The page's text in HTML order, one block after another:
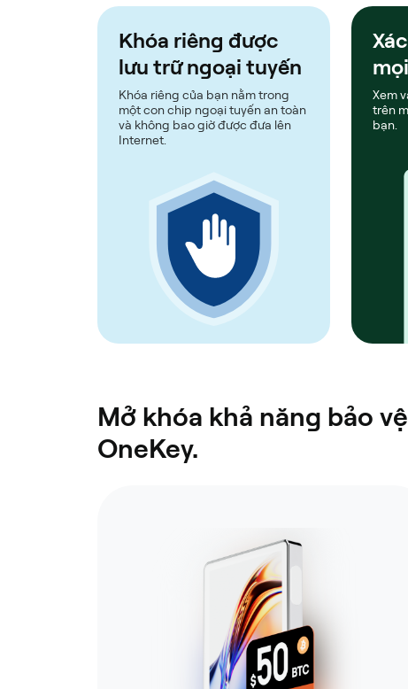
Khóa riêng được
lưu trữ ngoại tuyến
Khóa riêng của bạn nằm trong
một con chip ngoại tuyến an toàn
và không bao giờ được đưa lên
Internet.
Xem
trên
bạn.
Mở khóa khả năng bảo
OneKey.